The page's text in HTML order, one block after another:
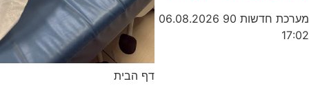
מערכת חדשות 90
06.08.2026
17:02
דף הבית